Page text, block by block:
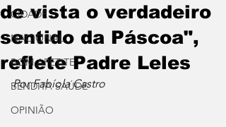
CIDADE
NACIONAL
BOM APETITE
BENDITA SAÚDE
OPINIÃO
de vista o verdadeiro
sentido da Páscoa",
reflete Padre Leles
Por Fabíola Castro